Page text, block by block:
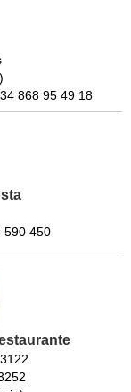
868 95 49 18
590 450